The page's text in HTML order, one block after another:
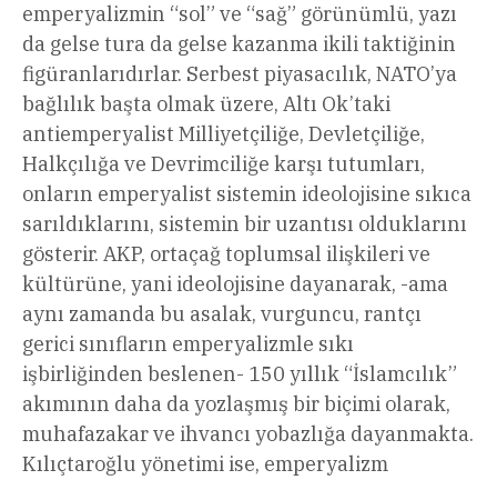
emperyalizmin “sol” ve “sağ” görünümlü, yazı
da gelse tura da gelse kazanma ikili taktiğinin
figüranlarıdırlar. Serbest piyasacılık, NATO’ya
bağlılık başta olmak üzere, Altı Ok’taki
antiemperyalist Milliyetçiliğe, Devletçiliğe,
Halkçılığa ve Devrimciliğe karşı tutumları,
onların emperyalist sistemin ideolojisine sıkıca
sarıldıklarını, sistemin bir uzantısı olduklarını
gösterir. AKP, ortaçağ toplumsal ilişkileri ve
kültürüne, yani ideolojisine dayanarak, -ama
aynı zamanda bu asalak, vurguncu, rantçı
gerici sınıfların emperyalizmle sıkı
işbirliğinden beslenen- 150 yıllık “İslamcılık”
akımının daha da yozlaşmış bir biçimi olarak,
muhafazakar ve ihvancı yobazlığa dayanmakta.
Kılıçtaroğlu yönetimi ise, emperyalizm